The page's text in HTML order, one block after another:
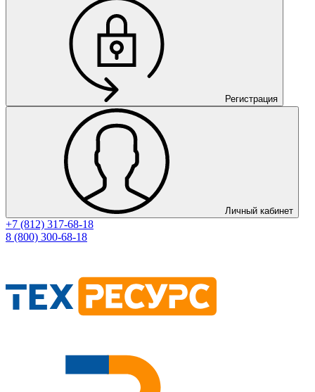
Регистрация
Личный кабинет
+7 (812) 317-68-18
8 (800) 300-68-18